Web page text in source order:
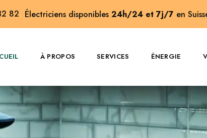
82 Électriciens disponibles 24h/24 et 7j/7 en
À PROPOS SERVICES ÉNERGIE